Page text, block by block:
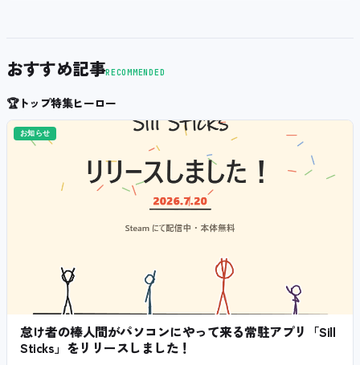
おすすめ記事RECOMMENDED
🏆トップ特集ヒーロー
お知らせ
怠け者の棒人間がパソコンにやって来る常駐アプリ「Sill
Sticks」をリリースしました！